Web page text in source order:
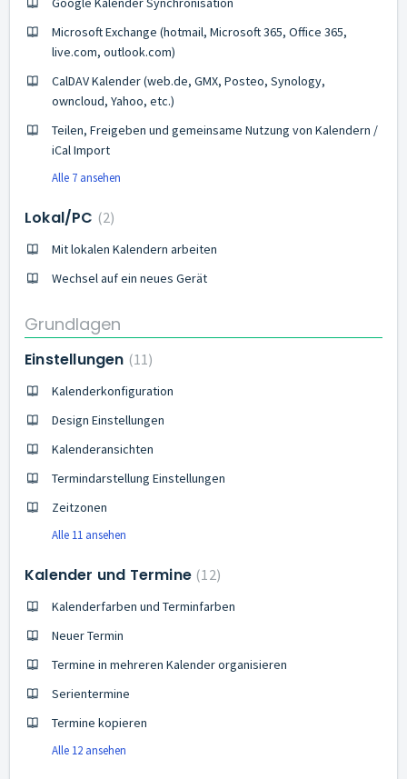
Microsoft Exchange (hotmail, Microsoft 365, Office 365,
live.com, outlook.com)
CalDAV Kalender (web.de, GMX, Posteo, Synology,
owncloud, Yahoo, etc.)
Teilen, Freigeben und gemeinsame Nutzung von Kalendern /
iCal Import
Alle 7 ansehen
Lokal/PC 2
Mit lokalen Kalendern arbeiten
Wechsel auf ein neues Gerät
Grundlagen
Einstellungen 11
Kalenderkonfiguration
Design Einstellungen
Kalenderansichten
Termindarstellung Einstellungen
Zeitzonen
Alle 11 ansehen
Kalender und Termine 12
Kalenderfarben und Terminfarben
Neuer Termin
Termine in mehreren Kalender organisieren
Serientermine
Termine kopieren
Alle 12 ansehen